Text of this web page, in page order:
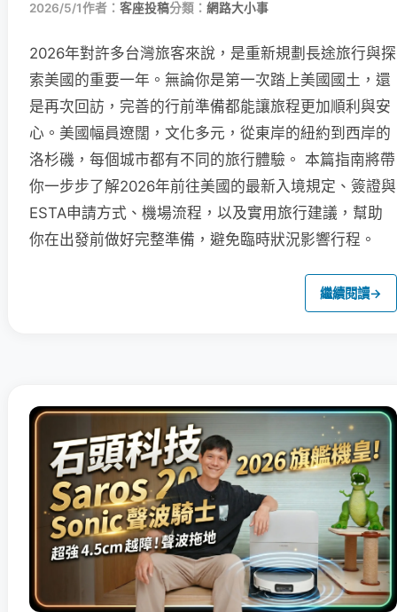
2026/5/1作者： 客座投稿分類： 網路大小事
2026年對許多台灣旅客來說，是重新規劃長途旅行與探
索美國的重要一年。無論你是第一次踏上美國國土，還
是再次回訪，完善的行前準備都能讓旅程更加順利與安
心。美國幅員遼闊，文化多元，從東岸的紐約到西岸的
洛杉磯，每個城市都有不同的旅行體驗。 本篇指南將帶
你一步步了解2026年前往美國的最新入境規定、簽證與
ESTA申請方式、機場流程，以及實用旅行建議，幫助
你在出發前做好完整準備，避免臨時狀況影響行程。
繼續閱讀→